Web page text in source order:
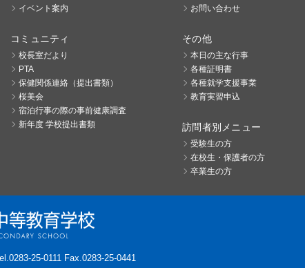
イベント案内
コミュニティ
校長室だより
PTA
保健関係連絡（提出書類）
桜美会
宿泊行事の際の事前健康調査
新年度 学校提出書類
お問い合わせ
その他
本日の主な行事
各種証明書
各種就学支援事業
教育実習申込
訪問者別メニュー
受験生の方
在校生・保護者の方
卒業生の方
25-0111 Fax.0283-25-0441